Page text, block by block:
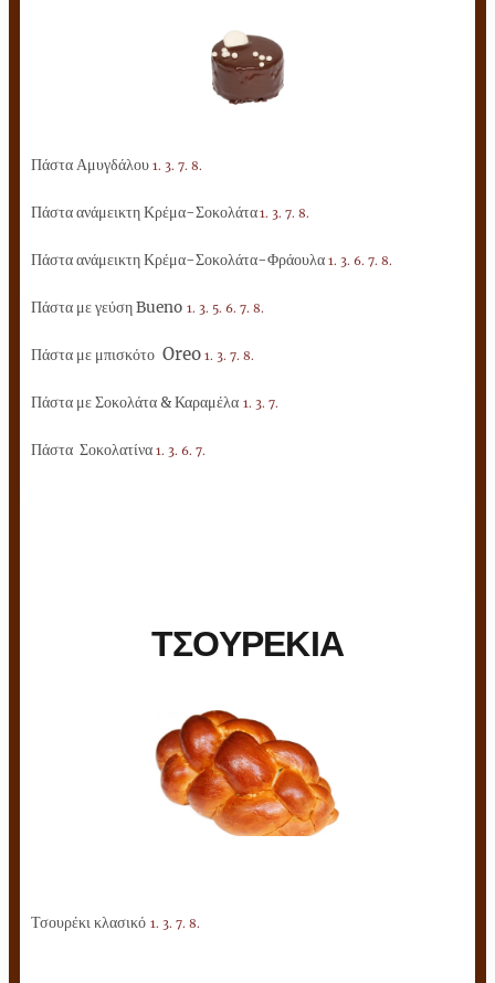
Πάστα Αμυγδάλου 1. 3. 7. 8.
Πάστα ανάμεικτη Κρέμα-Σοκολάτα1. 3. 7. 8.
Πάστα ανάμεικτη Κρέμα-Σοκολάτα-Φράουλα 1. 3. 6. 7. 8.
Πάστα με γεύση Bueno 1. 3. 5. 6. 7. 8.
Πάστα με μπισκότο Oreo 1. 3. 7. 8.
Πάστα με Σοκολάτα & Καραμέλα 1. 3. 7.
Πάστα Σοκολατίνα 1. 3. 6. 7.
ΤΣΟΥΡΕΚΙΑ
Τσουρέκι κλασικό 1. 3. 7. 8.